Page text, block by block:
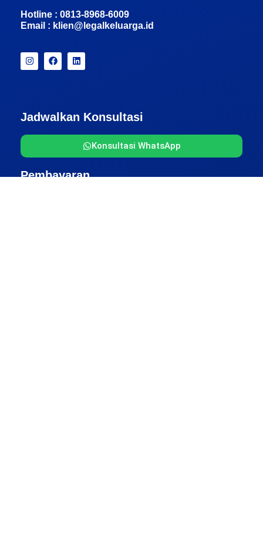
Hotline : 0813-8968-6009
Email : klien@legalkeluarga.id
Jadwalkan Konsultasi
Konsultasi WhatsApp
Pembayaran